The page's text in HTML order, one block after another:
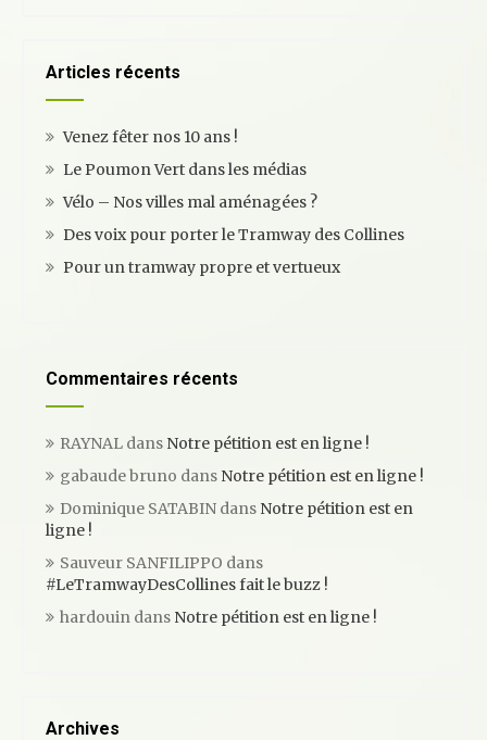
h
Articles récents
Venez fêter nos 10 ans !
Le Poumon Vert dans les médias
Vélo – Nos villes mal aménagées ?
Des voix pour porter le Tramway des Collines
Pour un tramway propre et vertueux
Commentaires récents
RAYNAL dans Notre pétition est en ligne !
gabaude bruno dans Notre pétition est en ligne !
Dominique SATABIN dans Notre pétition est en
ligne !
Sauveur SANFILIPPO dans
#LeTramwayDesCollines fait le buzz !
hardouin dans Notre pétition est en ligne !
Archives